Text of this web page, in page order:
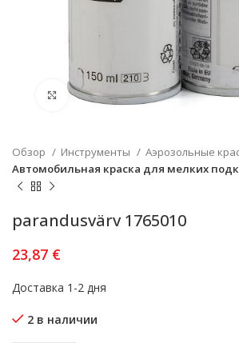
Увеличить
Обзор Инструменты
Аэрозольные
Автомобильная краска для мелких
parandusvärv 1765010
23,87 €
Доставка 1-2 дня
2 в наличии